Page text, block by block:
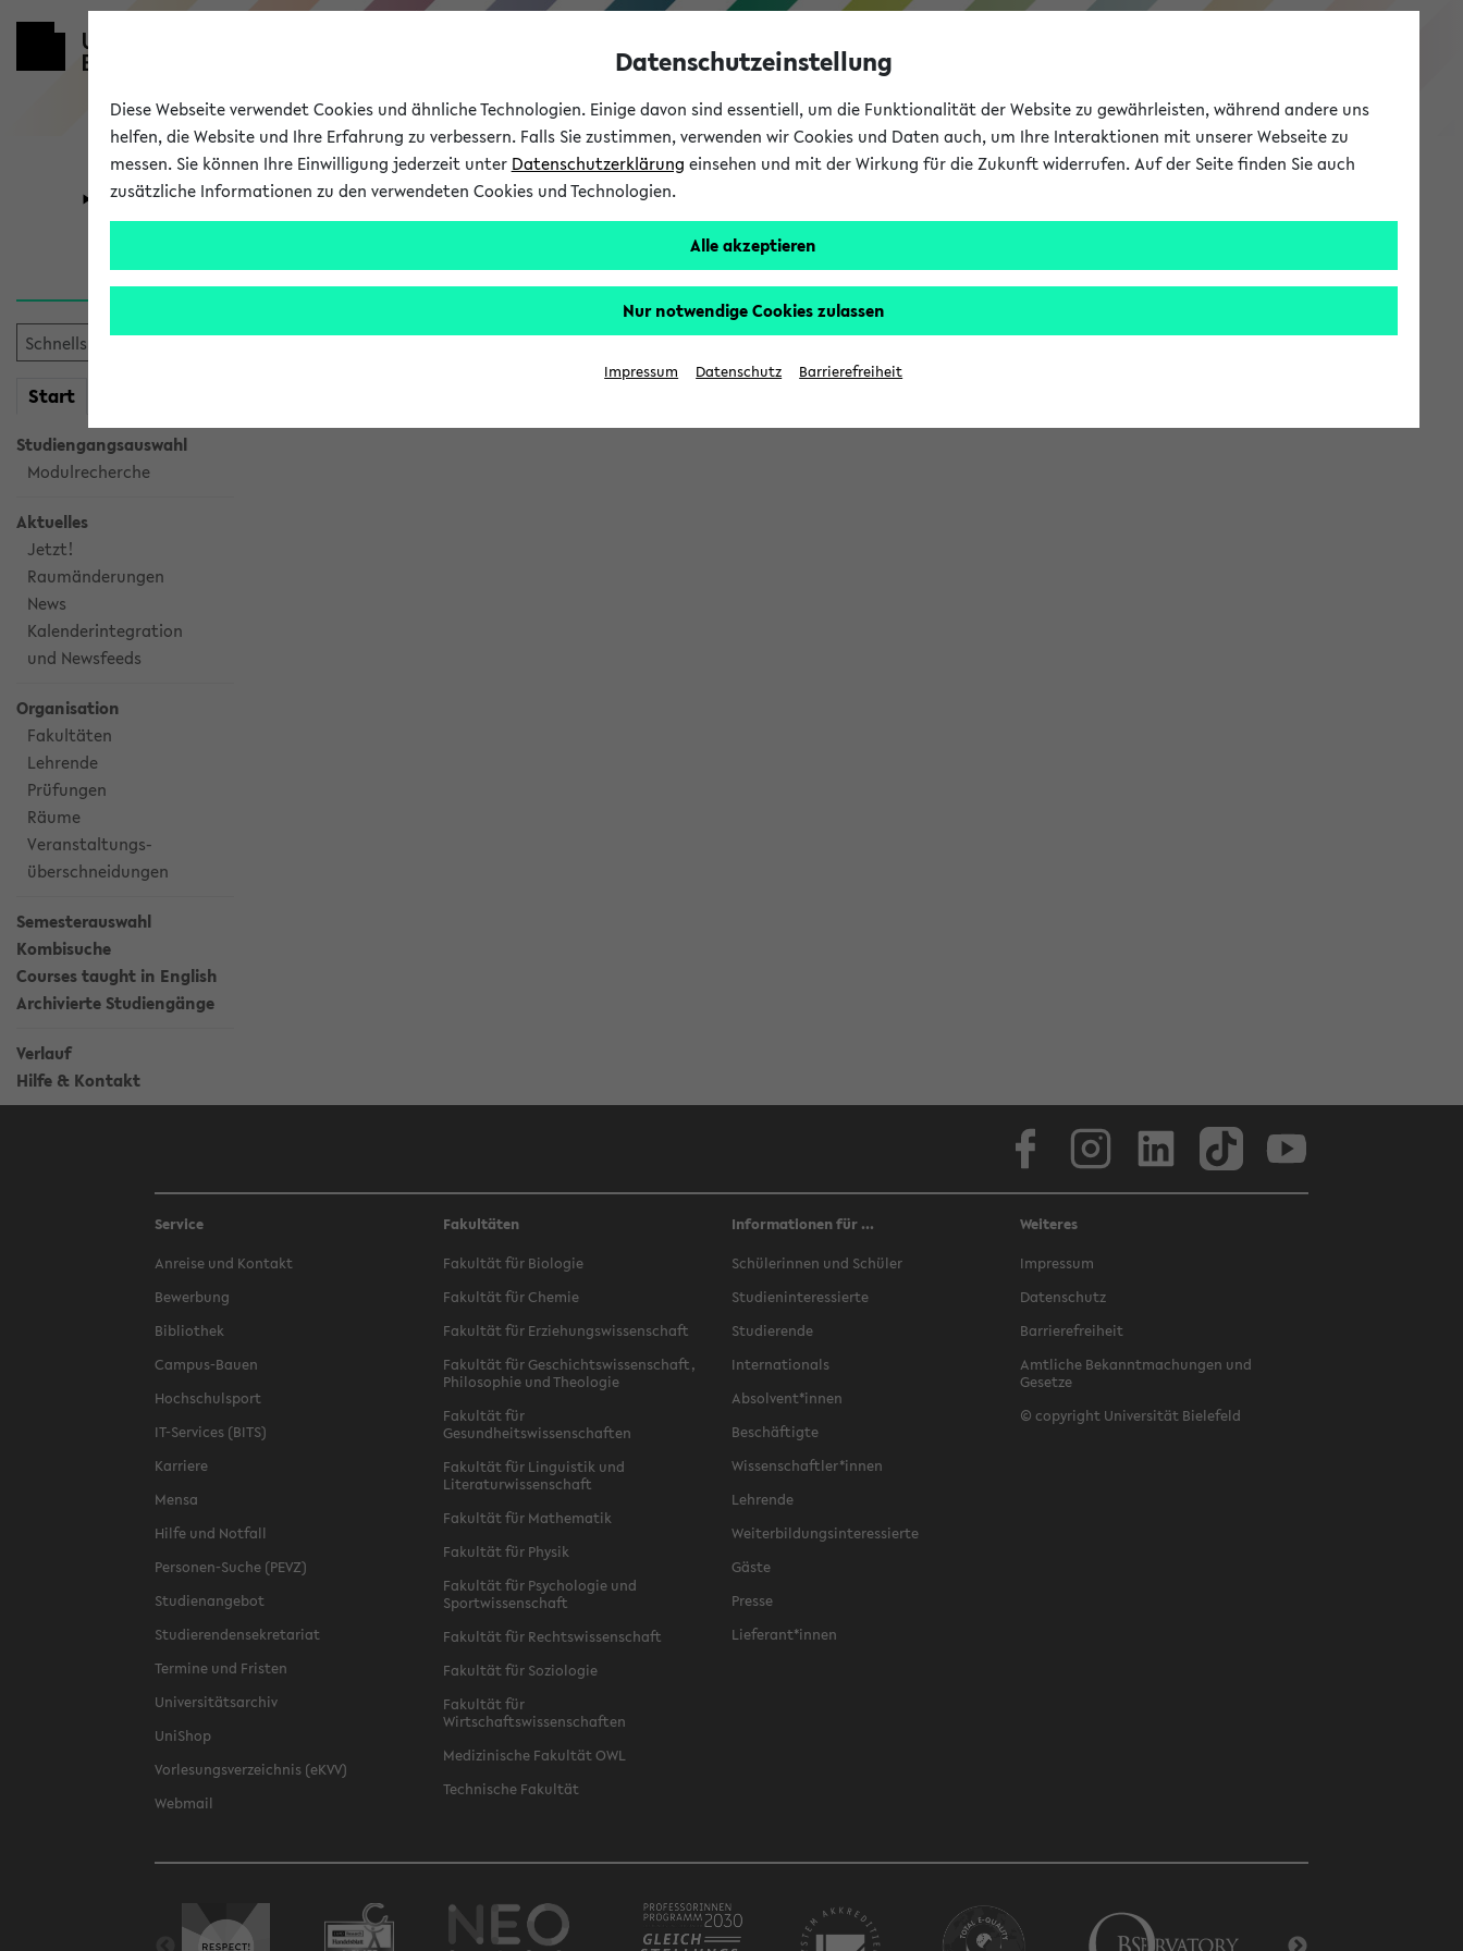
eKVV
Universität Forschung Studium
Start
Studiengangsauswahl
Modulrecherche
Aktuelles
Jetzt!
Raumänderungen
News
Kalenderintegration
und Newsfeeds
Organisation
Fakultäten
Lehrende
Prüfungen
Räume
Veranstaltungs-
überschneidungen
Semesterauswahl
Kombisuche
Courses taught in English
Archivierte Studiengänge
Verlauf
Hilfe & Kontakt
Verlauf
Service
Anreise und Kontakt
Bewerbung
Bibliothek
Campus-Bauen
Hochschulsport
IT-Services (BITS)
Karriere
Mensa
Hilfe und Notfall
Personen-Suche (PEVZ)
Studienangebot
Studierendensekretariat
Termine und Fristen
Universitätsarchiv
UniShop
Vorlesungsverzeichnis (eKVV)
Webmail
Fakultäten
Fakultät für Biologie
Fakultät für Chemie
Fakultät für Erziehungswissenschaft
Fakultät für Geschichtswissenschaft,
Philosophie und Theologie
Fakultät für
Gesundheitswissenschaften
Fakultät für Linguistik und
Literaturwissenschaft
Fakultät für Mathematik
Fakultät für Physik
Fakultät für Psychologie und
Sportwissenschaft
Fakultät für Rechtswissenschaft
Fakultät für Soziologie
Fakultät für
Wirtschaftswissenschaften
Medizinische Fakultät OWL
Technische Fakultät
Informationen für ...
Schülerinnen und Schüler
Studieninteressierte
Studierende
Internationals
Absolvent*innen
Beschäftigte
Wissenschaftler*innen
Lehrende
Weiterbildungsinteressierte
Gäste
Presse
Lieferant*innen
Weiteres
Impressum
Datenschutz
Barrierefreiheit
Amtliche Bekanntmachungen und
Gesetze
© copyright Universität Bielefeld
Datenschutzeinstellung
Diese Webseite verwendet Cookies und ähnliche Technologien. Einige davon sind essentiell, um die Funktionalität der Website zu gewährleisten, während andere uns
helfen, die Website und Ihre Erfahrung zu verbessern. Falls Sie zustimmen, verwenden wir Cookies und Daten auch, um Ihre Interaktionen mit unserer Webseite zu
messen. Sie können Ihre Einwilligung jederzeit unter Datenschutzerklärung einsehen und mit der Wirkung für die Zukunft widerrufen. Auf der Seite finden Sie auch
zusätzliche Informationen zu den verwendeten Cookies und Technologien.
Alle akzeptieren
Nur notwendige Cookies zulassen
Impressum Datenschutz Barrierefreiheit